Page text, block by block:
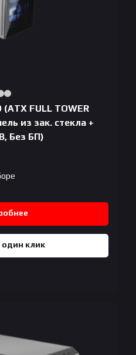
(ATX FULL TOWER
из зак. стекла +
Без БП)
один клик